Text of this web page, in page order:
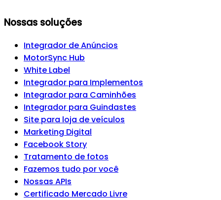
Nossas soluções
Integrador de Anúncios
MotorSync Hub
White Label
Integrador para Implementos
Integrador para Caminhões
Integrador para Guindastes
Site para loja de veículos
Marketing Digital
Facebook Story
Tratamento de fotos
Fazemos tudo por você
Nossas APIs
Certificado Mercado Livre